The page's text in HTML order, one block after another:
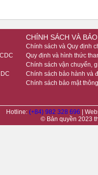
CHÍNH SÁCH VÀ
Chính sách và Quy định
Quy định và hình thức
Chính sách vận chuyển,
Chính sách bảo hành và
Chính sách bảo mật
Hotline: (+84) 982 328 696
|
© Bản quyền 2023